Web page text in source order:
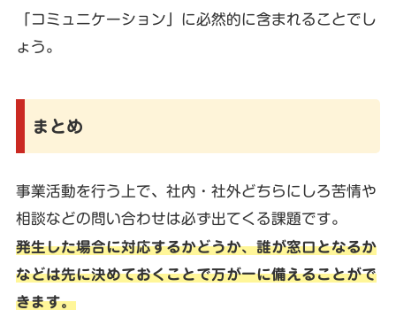
「コミュニケーション」に必然的に含まれることでし
ょう。
まとめ
事業活動を行う上で、社内・社外どちらにしろ苦情や
相談などの問い合わせは必ず出てくる課題です。
発生した場合に対応するかどうか、誰が窓口となるか
などは先に決めておくことで万が一に備えることがで
きます。